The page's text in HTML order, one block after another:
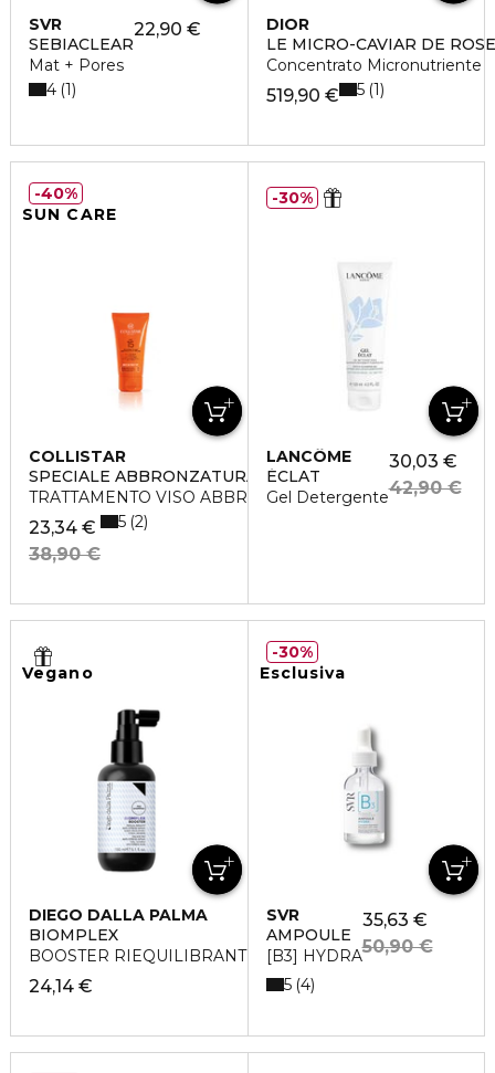
SVR
SEBIACLEAR
Mat + Pores
22,90 €
4 1
DIOR
LE MICRO-CAVIAR DE ROSE
Concentrato Micronutriente
519,90 € 5 1
SUN CARE
COLLISTAR
SPECIALE ABBRONZATURA PERFETTA
TRATTAMENTO VISO ABBRONZANTE ANTIRUGHE SPF15
23,34 €
38,90 €
5 2
40%
LANCÔME
ÉCLAT
Gel Detergente
30,03 €
42,90 €
30%
Vegano
DIEGO DALLA PALMA
BIOMPLEX
BOOSTER RIEQUILIBRANTE ANTI-STRESS SPRAY
24,14 €
Esclusiva
SVR
AMPOULE
[B3] HYDRA
35,63 €
50,90 €
5 4
30%